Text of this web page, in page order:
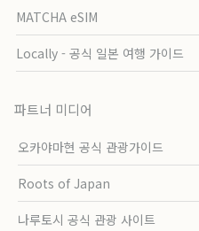
MATCHA eSIM
Locally - 공식 일본 여행 가이드
파트너 미디어
오카야마현 공식 관광가이드
Roots of Japan
나루토시 공식 관광 사이트